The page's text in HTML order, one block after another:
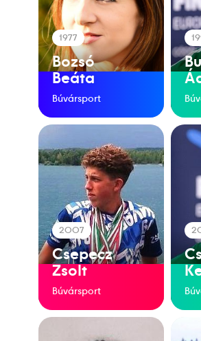
1977
Bozsó
Beáta
Búvársport
2007
Csepecz
Zsolt
Búvársport